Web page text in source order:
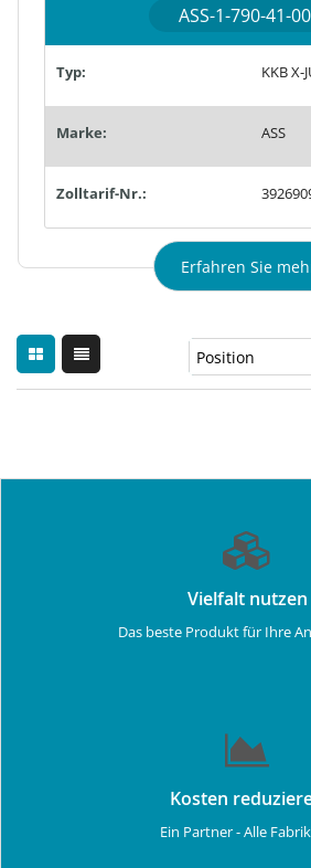
ASS-1-790-41-00
Typ: KKB X-
Marke: ASS
Zolltarif-Nr.:
Erfahren Sie
Vielfalt nutzen
Das beste Produkt für Ihre
Kosten
Ein Partner - Alle